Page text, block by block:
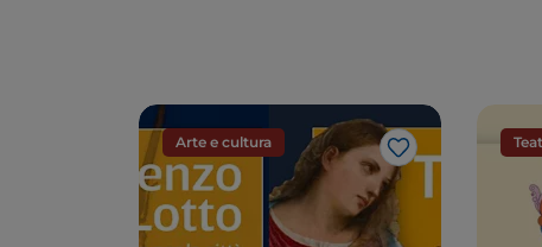
Arte e cultura
Like